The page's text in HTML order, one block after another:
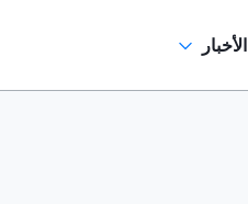
الأخبار